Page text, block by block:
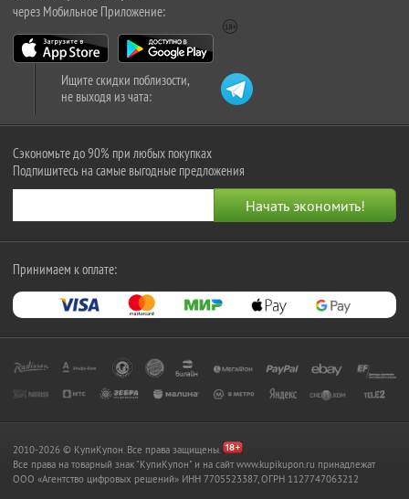
через Мобильное Приложение:
Ищите скидки поблизости,
не выходя из чата:
Сэкономьте до 90% при любых покупках
Подпишитесь на самые выгодные предложения
Принимаем к оплате:
2010-2026 © КупиКупон. Все права защищены.
Все права на товарный знак "КупиКупон" и на сайт www.kupikupon.ru принадлежат
OOO «Агентство цифровых решений» ИНН 7705523387, ОГРН 1127747063212